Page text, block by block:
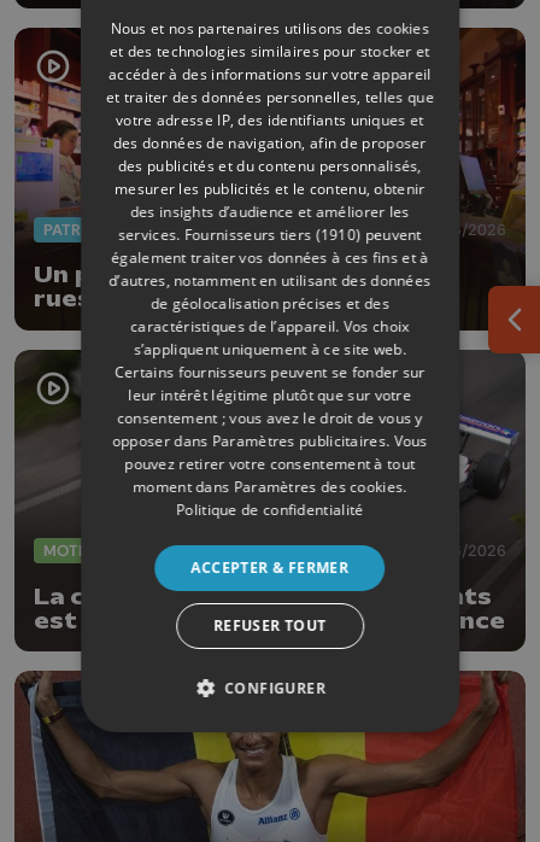
PATRIMOINE 18/06/2026
Un parcours thématique dans les
rues de la Ville de Liège
MOTEUR 15/06/2026
La course de côte des 36 tournants
est de retour après 13 ans d'absence
Nous et nos partenaires utilisons des cookies
et des technologies similaires pour stocker et
accéder à des informations sur votre appareil
et traiter des données personnelles, telles que
votre adresse IP, des identifiants uniques et
des données de navigation, afin de proposer
des publicités et du contenu personnalisés,
mesurer les publicités et le contenu, obtenir
des insights d’audience et améliorer les
services. Fournisseurs tiers (1910) peuvent
également traiter vos données à ces fins et à
d’autres, notamment en utilisant des données
de géolocalisation précises et des
caractéristiques de l’appareil. Vos choix
s’appliquent uniquement à ce site web.
Certains fournisseurs peuvent se fonder sur
leur intérêt légitime plutôt que sur votre
consentement ; vous avez le droit de vous y
opposer dans Paramètres publicitaires. Vous
pouvez retirer votre consentement à tout
moment dans Paramètres des cookies.
Politique de confidentialité
ACCEPTER & FERMER
REFUSER TOUT
CONFIGURER